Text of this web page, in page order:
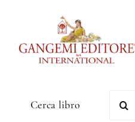
Cerca libro
per: